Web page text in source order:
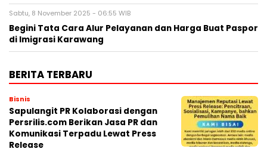
Sabtu, 8 November 2025 - 06:55 WIB
Begini Tata Cara Alur Pelayanan dan Harga Buat Paspor
di Imigrasi Karawang
BERITA TERBARU
Bisnis
Sapulangit PR Kolaborasi dengan
Persrilis.com Berikan Jasa PR dan
Komunikasi Terpadu Lewat Press
Release